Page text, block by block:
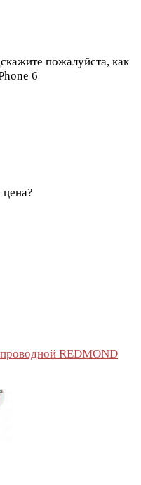
пожалуйста, как
6
цена?
REDMOND